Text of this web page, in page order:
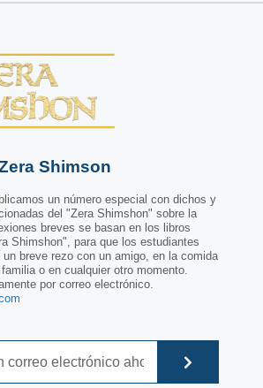
Shimson
un número especial con dichos y
del "Zera Shimshon" sobre la
breves se basan en los libros
Shimshon", para que los estudiantes
un breve rezo con un amigo, en la comida
o en cualquier otro momento.
por correo electrónico.